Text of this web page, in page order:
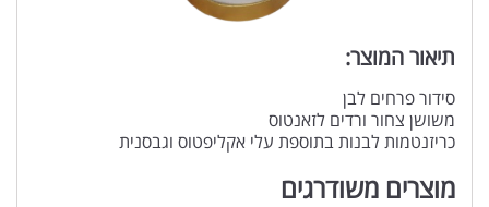
תיאור המוצר:
סידור פרחים לבן
משושן צחור ורדים לזאנטוס
כריזנטמות לבנות בתוספת עלי אקליפטוס וגבסנית
מוצרים משודרגים